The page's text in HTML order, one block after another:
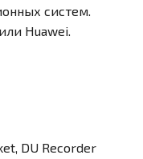
систем.
Huawei.
DU Recorder